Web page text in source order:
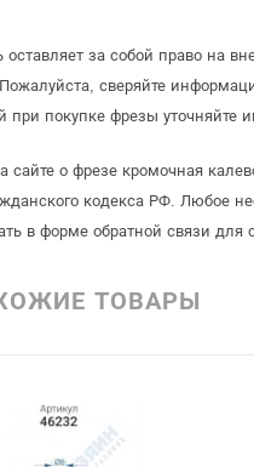
оставляет за собой право на
сверяйте
при покупке фрезы уточняйте
сайте о фрезе кромочная
кодекса РФ. Любое
в форме обратной связи для
ТОВАРЫ